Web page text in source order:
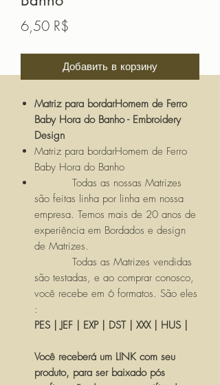
6,50 R$
Добавить в корзину
Matriz para bordarHomem de Ferro
Baby Hora do Banho - Embroidery
Design
Matriz para bordarHomem de Ferro
Baby Hora do Banho
Todas as nossas Matrizes
são feitas linha por linha em nossa
empresa. Temos mais de 20 anos de
experiência em Bordados e design
de Matrizes.
Todas as Matrizes vendidas
são testadas, e ao comprar conosco,
você recebe em 6 formatos. São eles
:
PES | JEF | EXP | DST | XXX | HUS |
Você receberá um LINK com seu
produto, para ser baixado pós